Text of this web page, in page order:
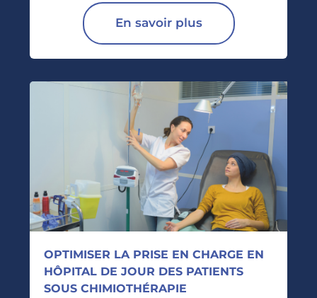
En savoir plus
OPTIMISER LA PRISE EN CHARGE EN
HÔPITAL DE JOUR DES PATIENTS
SOUS CHIMIOTHÉRAPIE